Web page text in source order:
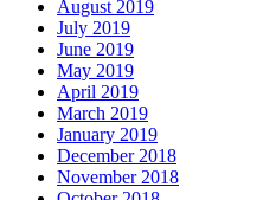
August 2019
July 2019
June 2019
May 2019
April 2019
March 2019
January 2019
December 2018
November 2018